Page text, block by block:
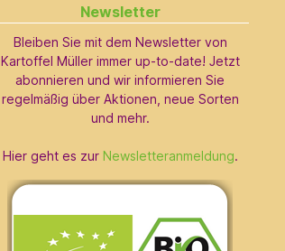
Newsletter
Bleiben Sie mit dem Newsletter von
Kartoffel Müller immer up-to-date! Jetzt
abonnieren und wir informieren Sie
regelmäßig über Aktionen, neue Sorten
und mehr.
Hier geht es zur Newsletteranmeldung.